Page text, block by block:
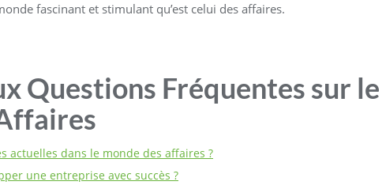
fascinant et stimulant qu’est celui des affaires.
Questions Fréquentes sur le
actuelles dans le monde des affaires ?
une entreprise avec succès ?